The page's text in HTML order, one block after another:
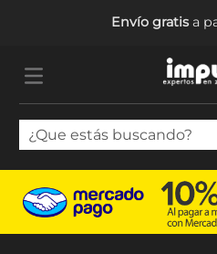
Envío gratisa
¿Que estás buscando?
TÉRMINOS MÁS BUSCADOS
1.
sandalias mujer